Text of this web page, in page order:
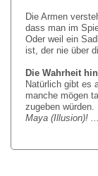
Die Armen
dass man im
Oder weil ein
ist, der nie über
Die Wahrheit
Natürlich gibt es
manche mögen
zugeben würden.
Maya (Illusion)!